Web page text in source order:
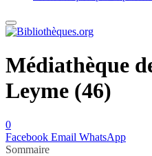
Médiathèque
Leyme (46)
0
Facebook Email WhatsApp
Sommaire